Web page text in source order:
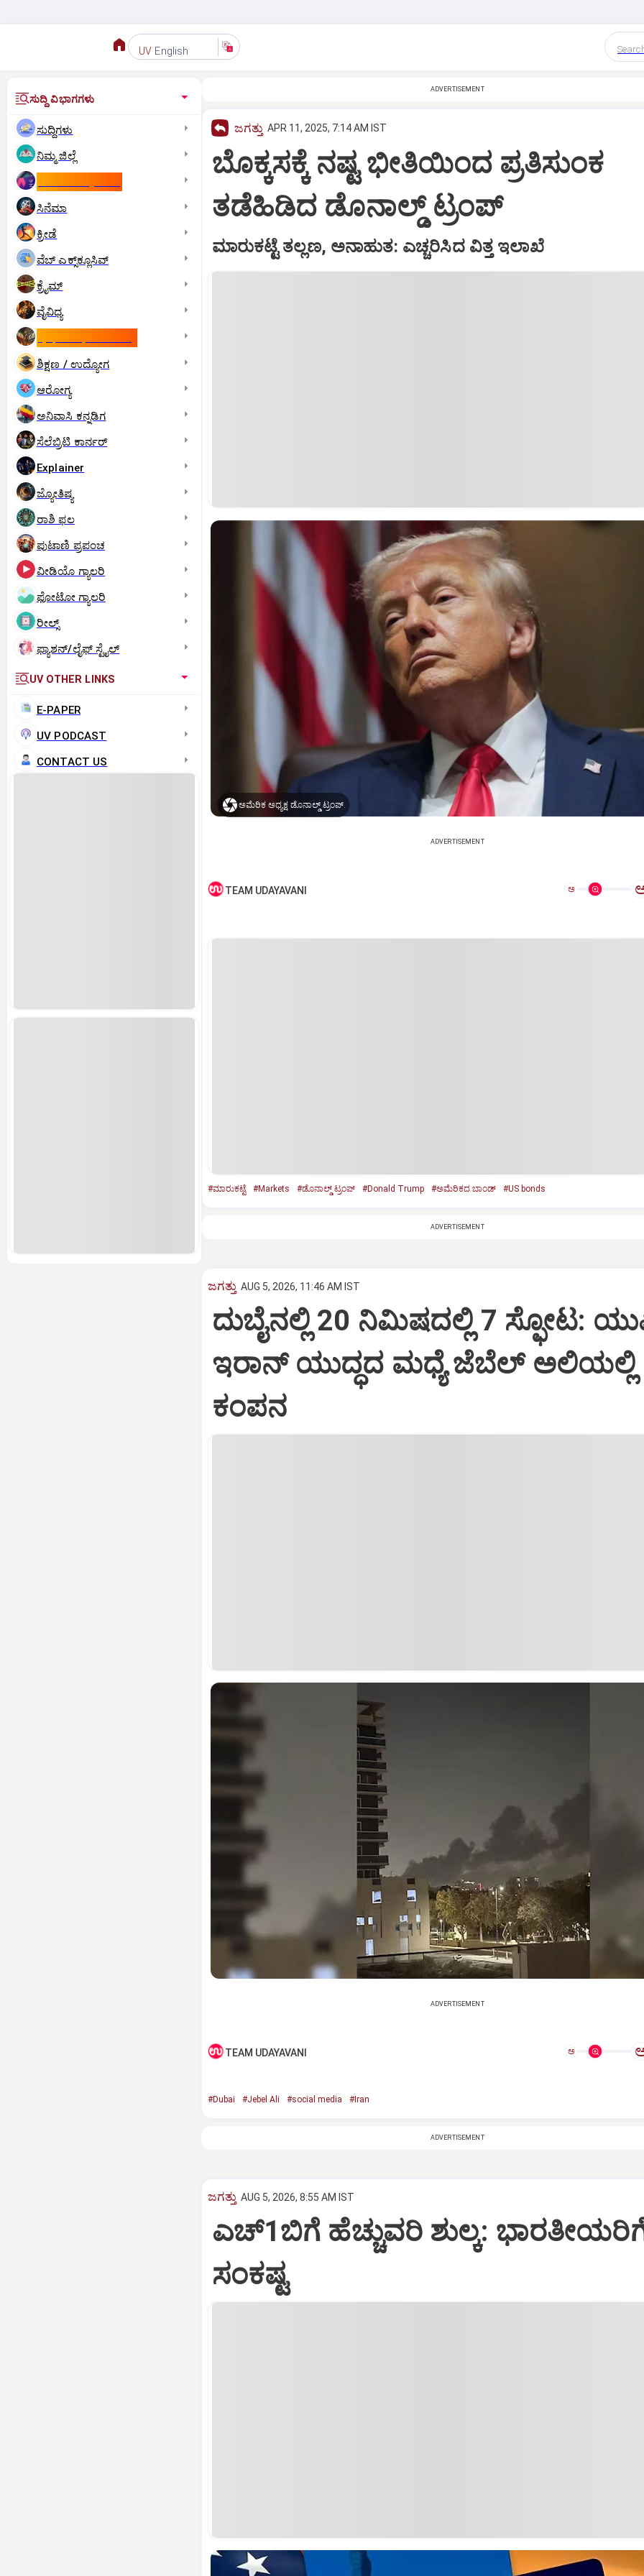
UV English
ಸುದ್ದಿ ವಿಭಾಗಗಳು
ಸುದ್ದಿಗಳು
ನಿಮ್ಮ ಜಿಲ್ಲೆ
ಸಿನೆಮಾ
ಕ್ರೀಡೆ
ವೆಬ್ ಎಕ್ಸ್‌ಕ್ಲೂಸಿವ್
ಕ್ರೈಮ್
ವೈವಿಧ್ಯ
ಶಿಕ್ಷಣ / ಉದ್ಯೋಗ
ಆರೋಗ್ಯ
ಅನಿವಾಸಿ ಕನ್ನಡಿಗ
ಸೆಲೆಬ್ರಿಟಿ ಕಾರ್ನರ್‌
Explainer
ಜ್ಯೋತಿಷ್ಯ
ರಾಶಿ ಫಲ
ಪುಟಾಣಿ ಪ್ರಪಂಚ
ವೀಡಿಯೊ ಗ್ಯಾಲರಿ
ಫೋಟೋ ಗ್ಯಾಲರಿ
ರೀಲ್ಸ್
ಫ್ಯಾಶನ್/ಲೈಫ್‌ ಸ್ಟೈಲ್
UV OTHER LINKS
E-PAPER
UV PODCAST
CONTACT US
ADVERTISEMENT
ಜಗತ್ತು APR 11, 2025, 7:14 AM IST
ಬೊಕ್ಕಸಕ್ಕೆ ನಷ್ಟ ಭೀತಿಯಿಂದ ಪ್ರತಿಸುಂಕ
ತಡೆಹಿಡಿದ ಡೊನಾಲ್ಡ್‌ ಟ್ರಂಪ್‌
ಮಾರುಕಟ್ಟೆ ತಲ್ಲಣ, ಅನಾಹುತ: ಎಚ್ಚರಿಸಿದ ವಿತ್ತ ಇಲಾಖೆ
ಅಮೆರಿಕ ಅಧ್ಯಕ್ಷ ಡೊನಾಲ್ಡ್‌ ಟ್ರಂಪ್‌.
ADVERTISEMENT
TEAM UDAYAVANI ಅ
#ಮಾರುಕಟ್ಟೆ #Markets #ಡೊನಾಲ್ಡ್‌ ಟ್ರಂಪ್‌ #Donald Trump #ಅಮೆರಿಕದ ಬಾಂಡ್‌ #US bonds
ADVERTISEMENT
ಜಗತ್ತು AUG 5, 2026, 11:46 AM IST
ದುಬೈನಲ್ಲಿ 20 ನಿಮಿಷದಲ್ಲಿ 7 ಸ್ಫೋಟ:
ಇರಾನ್ ಯುದ್ಧದ ಮಧ್ಯೆ ಜೆಬೆಲ್ ಅಲಿಯಲ್ಲಿ
ಕಂಪನ
ADVERTISEMENT
TEAM UDAYAVANI ಅ
#Dubai #Jebel Ali #social media #Iran
ADVERTISEMENT
ಜಗತ್ತು AUG 5, 2026, 8:55 AM IST
ಎಚ್‌1ಬಿಗೆ ಹೆಚ್ಚುವರಿ ಶುಲ್ಕ:
ಸಂಕಷ್ಟ